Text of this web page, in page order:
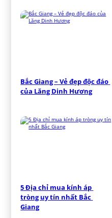
Bắc Giang – Vẻ đẹp độc đáo
của Lăng Dinh Hương
5 Địa chỉ mua kính áp
tròng uy tín nhất Bắc
Giang